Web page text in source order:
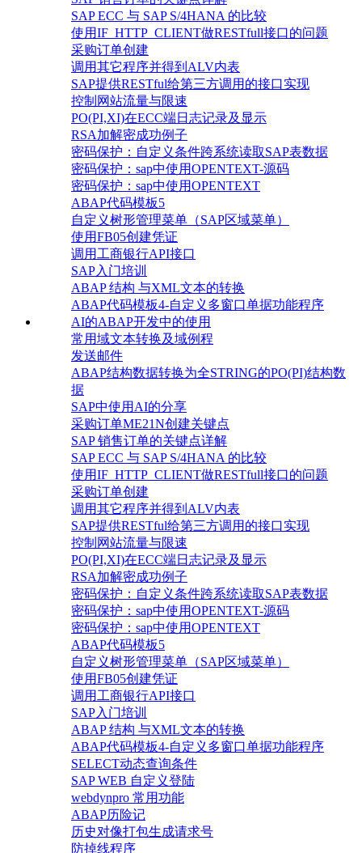
SAP ECC 与 SAP S/4HANA 的比较
使用IF_HTTP_CLIENT做RESTfull接口的问题
采购订单创建
调用其它程序并得到ALV内表
SAP提供RESTful给第三方调用的接口实现
控制网站流量与限速
PO(PI,XI)在ECC端日志记录及显示
RSA加解密成功例子
密码保护：自定义条件跨系统读取SAP表数据
密码保护：sap中使用OPENTEXT-源码
密码保护：sap中使用OPENTEXT
ABAP代码模板5
自定义树形管理菜单（SAP区域菜单）
使用FB05创建凭证
调用工商银行API接口
SAP入门培训
ABAP 结构 与XML文本的转换
ABAP代码模板4-自定义多窗口单据功能程序
AI的ABAP开发中的使用
常用域文本转换及域例程
发送邮件
ABAP结构数据转换为全STRING的PO(PI)结构数
据
SAP中使用AI的分享
采购订单ME21N创建关键点
SAP 销售订单的关键点详解
SAP ECC 与 SAP S/4HANA 的比较
使用IF_HTTP_CLIENT做RESTfull接口的问题
采购订单创建
调用其它程序并得到ALV内表
SAP提供RESTful给第三方调用的接口实现
控制网站流量与限速
PO(PI,XI)在ECC端日志记录及显示
RSA加解密成功例子
密码保护：自定义条件跨系统读取SAP表数据
密码保护：sap中使用OPENTEXT-源码
密码保护：sap中使用OPENTEXT
ABAP代码模板5
自定义树形管理菜单（SAP区域菜单）
使用FB05创建凭证
调用工商银行API接口
SAP入门培训
ABAP 结构 与XML文本的转换
ABAP代码模板4-自定义多窗口单据功能程序
SELECT动态查询条件
SAP WEB 自定义登陆
webdynpro 常用功能
ABAP历险记
历史对像打包生成请求号
防掉线程序